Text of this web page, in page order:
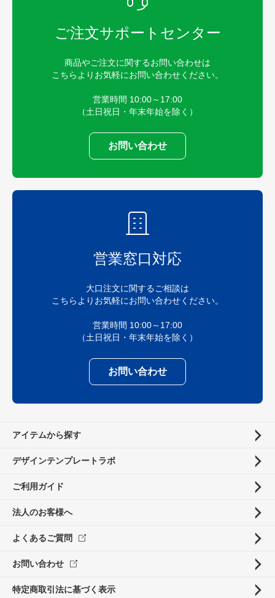
ご注文サポートセンター
商品やご注文に関するお問い合わせは
こちらよりお気軽にお問い合わせください。
営業時間 10:00～17:00
（土日祝日・年末年始を除く）
お問い合わせ
営業窓口対応
大口注文に関するご相談は
こちらよりお気軽にお問い合わせください。
営業時間 10:00～17:00
（土日祝日・年末年始を除く）
お問い合わせ
アイテムから探す
デザインテンプレートラボ
ご利用ガイド
法人のお客様へ
よくあるご質問
お問い合わせ
特定商取引法に基づく表示